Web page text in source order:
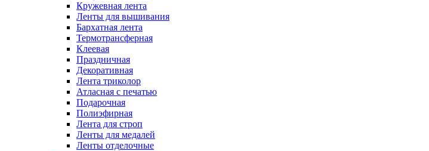
Кружевная лента
Ленты для вышивания
Бархатная лента
Термотрансферная
Клеевая
Праздничная
Декоративная
Лента триколор
Атласная с печатью
Подарочная
Полиэфирная
Лента для строп
Ленты для медалей
Ленты отделочные